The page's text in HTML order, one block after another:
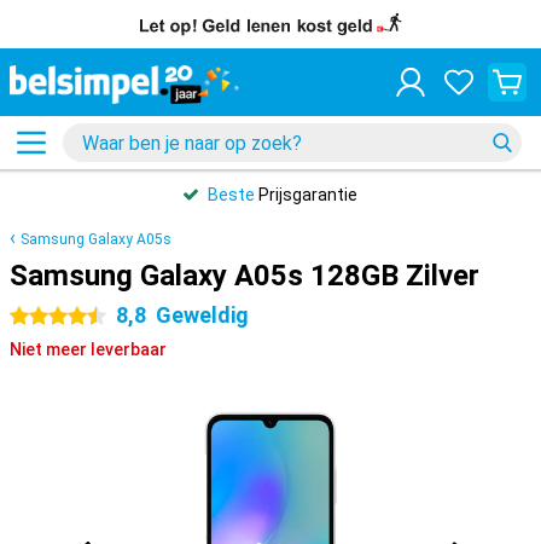
Beste Prijsgarantie
Samsung Galaxy A05s
Samsung Galaxy A05s 128GB Zilver
4.5 sterren 8,8 Geweldig
Niet meer leverbaar